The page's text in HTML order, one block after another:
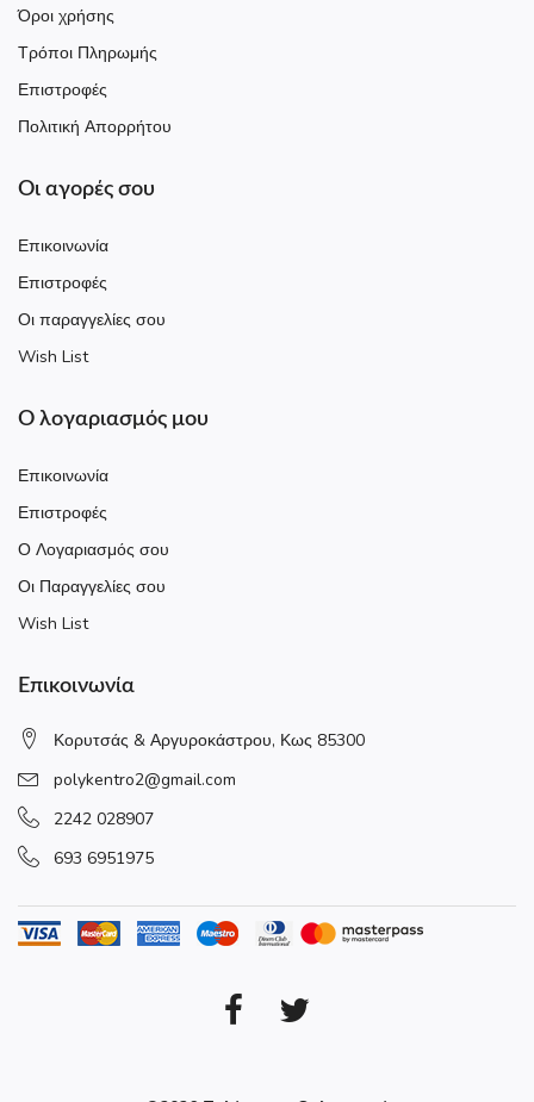
Όροι χρήσης
Τρόποι Πληρωμής
Επιστροφές
Πολιτική Απορρήτου
Οι αγορές σου
Επικοινωνία
Επιστροφές
Οι παραγγελίες σου
Wish List
Ο λογαριασμός μου
Επικοινωνία
Επιστροφές
Ο Λογαριασμός σου
Οι Παραγγελίες σου
Wish List
Επικοινωνία
Κορυτσάς & Αργυροκάστρου, Κως 85300
polykentro2@gmail.com
2242 028907
693 6951975